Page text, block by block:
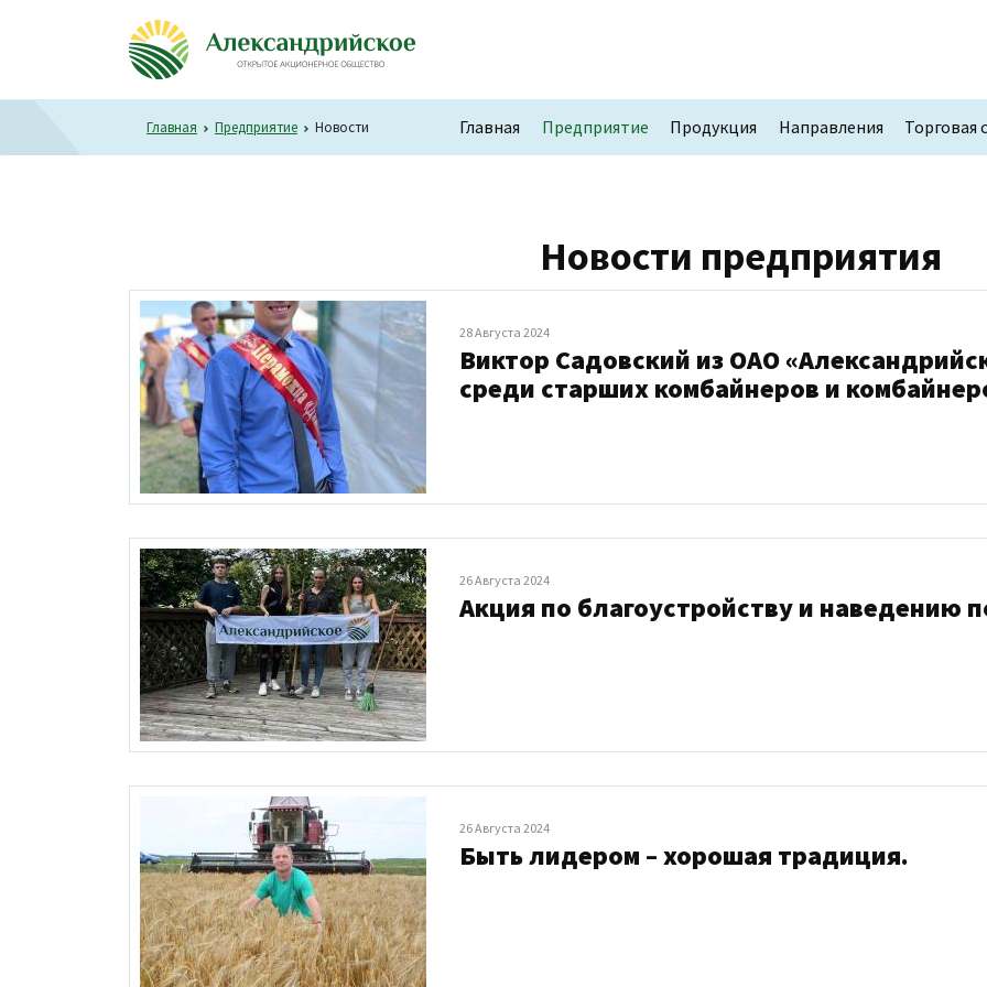
Главная Предприятие Продукция Направления Торговая
Главная Предприятие Новости
Новости предприятия
28 Августа 2024
Виктор Садовский из ОАО
среди старших комбайнеров и
26 Августа 2024
Акция по благоустройству и наведению
26 Августа 2024
Быть лидером – хорошая традиция.